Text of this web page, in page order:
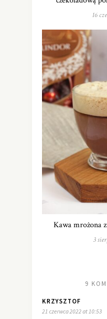
16
Kawa mrożona
3
9
KRZYSZTOF
21 czerwca 2022 at 10:53